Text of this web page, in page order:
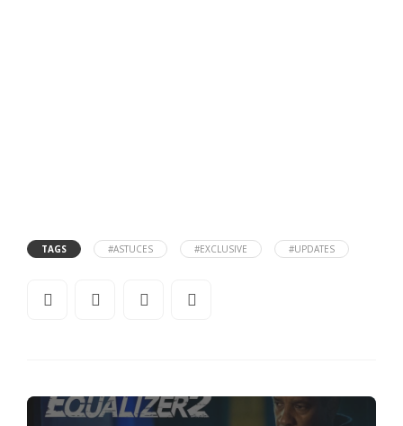
TAGS #ASTUCES #EXCLUSIVE #UPDATES